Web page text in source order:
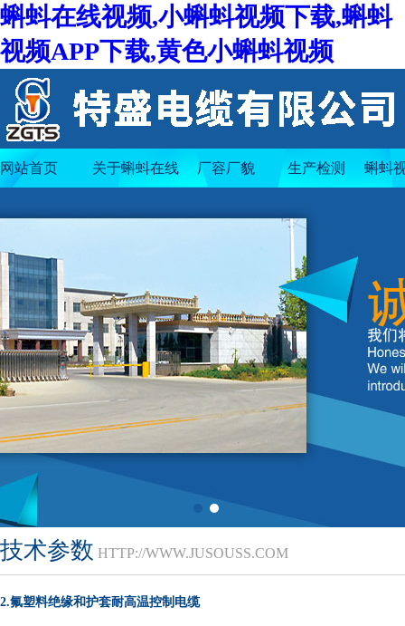
蝌蚪在线视频,小蝌蚪视频下载,蝌蚪
视频APP下载,黄色小蝌蚪视频
网站首页 关于蝌蚪在线 厂容厂貌 生产检测 蝌蚪
技术参数 HTTP://WWW.JUSOUSS.COM
2.氟塑料绝缘和护套耐高温控制电缆